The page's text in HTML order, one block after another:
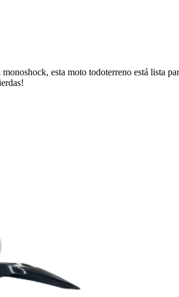
esta moto todoterreno está lista